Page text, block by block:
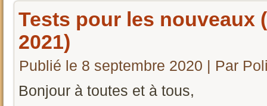
Tests pour les nouveaux
2021)
Publié le 8 septembre 2020 | Par
Bonjour à toutes et à tous,